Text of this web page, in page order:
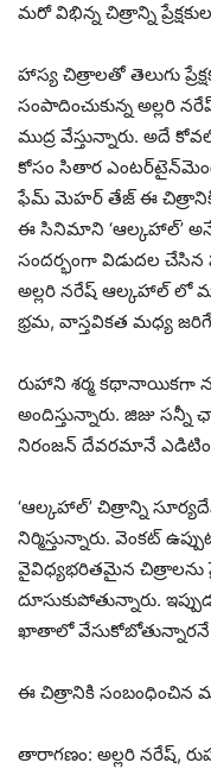
మరో విభిన్న చిత్రాన్ని
హాస్య చిత్రాలతో తెలుగు
సంపాదించుకున్న అల్లరి
ముద్ర వేస్తున్నారు. అదే
కోసం సితార
ఫేమ్ మెహర్ తేజ్ ఈ చిత్రానికి
ఈ సినిమాని ‘ఆల్కహాల్’ అనే
సందర్భంగా విడుదల చేసిన
అల్లరి నరేష్ ఆల్కహాల్ లో
భ్రమ, వాస్తవికత మధ్య
రుహాని శర్మ కథానాయికగా
అందిస్తున్నారు. జిజు
నిరంజన్ దేవరమానే
‘ఆల్కహాల్’ చిత్రాన్ని
నిర్మిస్తున్నారు. వెంకట్
వైవిధ్యభరితమైన చిత్రాలను
దూసుకుపోతున్నారు.
ఖాతాలో వేసుకోబోతున్నారనే
ఈ చిత్రానికి సంబంధించిన
తారాగణం: అల్లరి నరేష్,